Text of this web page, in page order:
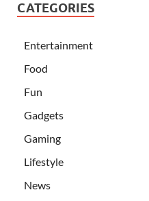
CATEGORIES
Entertainment
Food
Fun
Gadgets
Gaming
Lifestyle
News